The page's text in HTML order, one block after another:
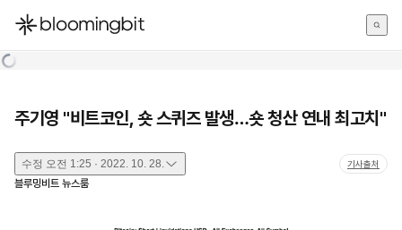
한국어
주기영 "비트코인, 숏 스퀴즈 발생…숏 청산 연내 최고치"
수정 오전 1:25 · 2022. 10. 28. 기사출처
블루밍비트 뉴스룸